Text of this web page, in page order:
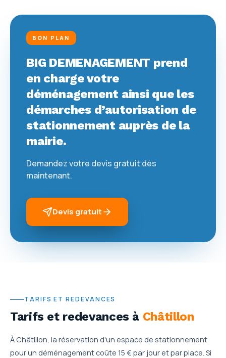
BON PLAN
BIG DEMENAGEMENT prend
en charge votre
déménagement ainsi que les
démarches d’autorisation de
stationnement auprès de la
mairie.
Demandez votre devis gratuit dès
maintenant.
Devis gratuit
TARIFS ET REDEVANCES
Tarifs et redevances à Châtillon
À Châtillon, la réservation d'un espace de stationnement
pour un déménagement coûte 15 € par jour et par place. Si